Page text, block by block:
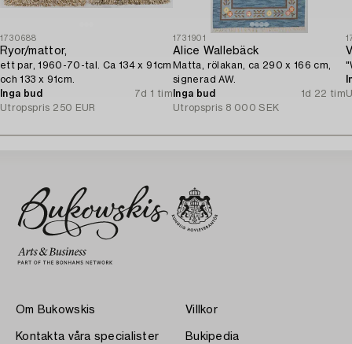
1730688
Ryor/mattor,
ett par, 1960-70-tal. Ca 134 x 91cm
och 133 x 91cm.
Inga bud
7d 1 tim
Utropspris 250 EUR
1731901
Alice Wallebäck
Matta, rölakan, ca 290 x 166 cm,
signerad AW.
Inga bud
1d 22 tim
Utropspris 8 000 SEK
Om Bukowskis
Kontakta våra specialister
Villkor
Bukipedia